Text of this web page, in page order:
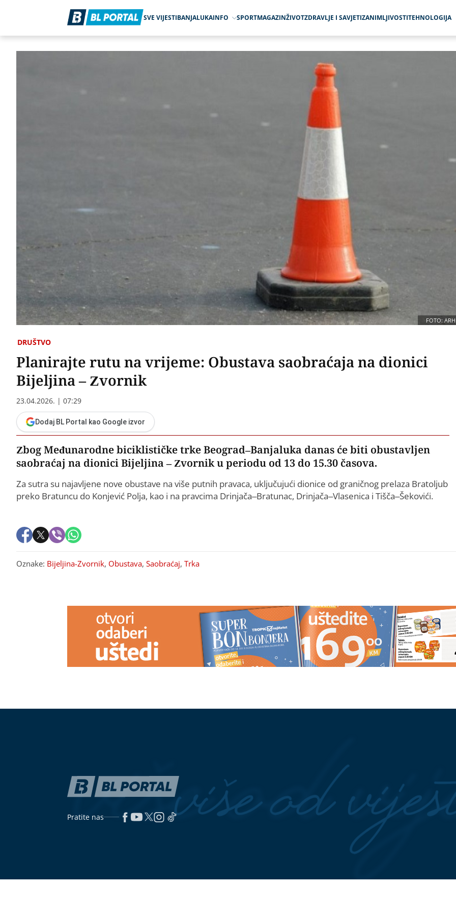
SVE VIJESTIBANJALUKAINFO SPORTMAGAZINŽIVOTZDRAVLJE I SAVJETIZANIMLJIVOSTITEHNOLOGIJA
FOTO:
DRUŠTVO
Planirajte rutu na vrijeme: Obustava saobraćaja na dionici
Bijeljina – Zvornik
23.04.2026. | 07:29
Dodaj BL Portal kao Google izvor
Zbog Međunarodne biciklističke trke Beograd–Banjaluka danas će biti obustavljen
saobraćaj na dionici Bijeljina – Zvornik u periodu od 13 do 15.30 časova.
Za sutra su najavljene nove obustave na više putnih pravaca, uključujući dionice od graničnog prelaza Bratoljub
preko Bratuncu do Konjević Polja, kao i na pravcima Drinjača–Bratunac, Drinjača–Vlasenica i Tišča–Šekovići.
Oznake: Bijeljina-Zvornik, Obustava, Saobraćaj, Trka
1.000 svinja
na aerodromu, leti iz Malage za
Napravite ih za sat vremena
Usljed nevremena drvo
palo na radnicu marketa, evo u
"To su privatne stvari" Konačno
otkriveno šta je Futa uradio sa
(FOTO)Zajedno ispod šatora:
svi BRUJE O RAZVODU, Sloba
Vasić uhvaćen sa starletom